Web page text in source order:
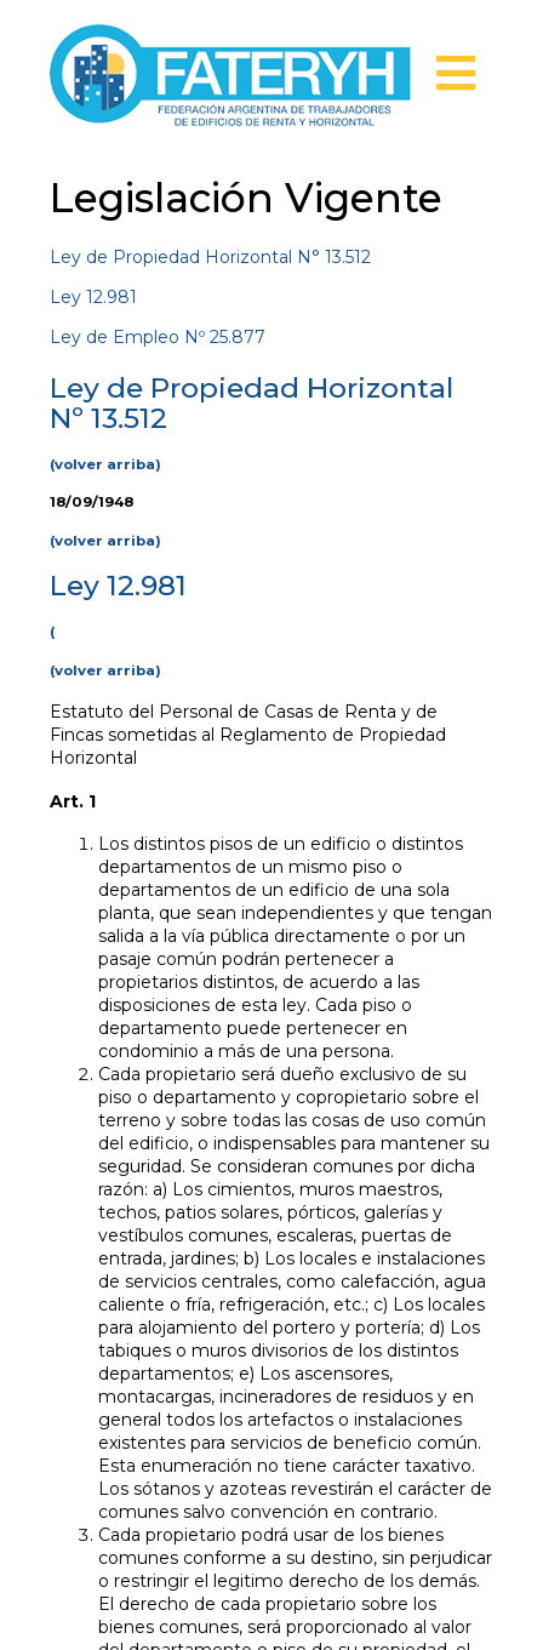
Legislación Vigente
Ley de Propiedad Horizontal N° 13.512
Ley 12.981
Ley de Empleo Nº 25.877
Ley de Propiedad Horizontal
Nº 13.512
(volver arriba)
18/09/1948
(volver arriba)
Ley 12.981
(
(volver arriba)
Estatuto del Personal de Casas de Renta y de
Fincas sometidas al Reglamento de Propiedad
Horizontal
Art. 1
Los distintos pisos de un edificio o distintos
departamentos de un mismo piso o
departamentos de un edificio de una sola
planta, que sean independientes y que tengan
salida a la vía pública directamente o por un
pasaje común podrán pertenecer a
propietarios distintos, de acuerdo a las
disposiciones de esta ley. Cada piso o
departamento puede pertenecer en
condominio a más de una persona.
Cada propietario será dueño exclusivo de su
piso o departamento y copropietario sobre el
terreno y sobre todas las cosas de uso común
del edificio, o indispensables para mantener su
seguridad. Se consideran comunes por dicha
razón: a) Los cimientos, muros maestros,
techos, patios solares, pórticos, galerías y
vestíbulos comunes, escaleras, puertas de
entrada, jardines; b) Los locales e instalaciones
de servicios centrales, como calefacción, agua
caliente o fría, refrigeración, etc.; c) Los locales
para alojamiento del portero y portería; d) Los
tabiques o muros divisorios de los distintos
departamentos; e) Los ascensores,
montacargas, incineradores de residuos y en
general todos los artefactos o instalaciones
existentes para servicios de beneficio común.
Esta enumeración no tiene carácter taxativo.
Los sótanos y azoteas revestirán el carácter de
comunes salvo convención en contrario.
Cada propietario podrá usar de los bienes
comunes conforme a su destino, sin perjudicar
o restringir el legitimo derecho de los demás.
El derecho de cada propietario sobre los
bienes comunes, será proporcionado al valor